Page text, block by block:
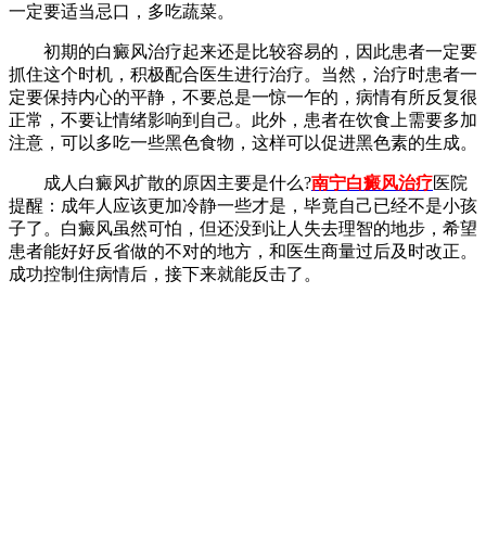
一定要适当忌口，多吃蔬菜。
初期的白癜风治疗起来还是比较容易的，因此患者一定要
抓住这个时机，积极配合医生进行治疗。当然，治疗时患者一
定要保持内心的平静，不要总是一惊一乍的，病情有所反复很
正常，不要让情绪影响到自己。此外，患者在饮食上需要多加
注意，可以多吃一些黑色食物，这样可以促进黑色素的生成。
成人白癜风扩散的原因主要是什么?南宁白癜风治疗医院
提醒：成年人应该更加冷静一些才是，毕竟自己已经不是小孩
子了。白癜风虽然可怕，但还没到让人失去理智的地步，希望
患者能好好反省做的不对的地方，和医生商量过后及时改正。
成功控制住病情后，接下来就能反击了。